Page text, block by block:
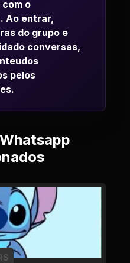
o
Ao entrar,
do grupo e
conversas,
pelos